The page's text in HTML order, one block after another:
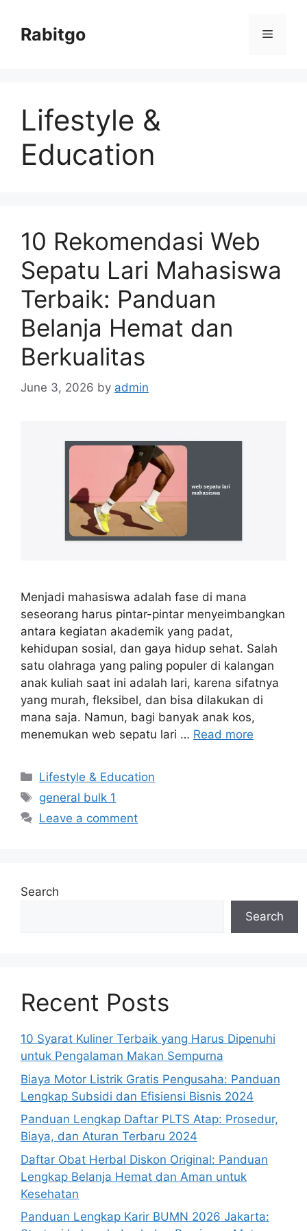
contentRabitgo Menu
Lifestyle &
Education
10 Rekomendasi Web
Sepatu Lari Mahasiswa
Terbaik: Panduan
Belanja Hemat dan
Berkualitas
June 3, 2026 by admin
Menjadi mahasiswa adalah fase di mana
seseorang harus pintar-pintar menyeimbangkan
antara kegiatan akademik yang padat,
kehidupan sosial, dan gaya hidup sehat. Salah
satu olahraga yang paling populer di kalangan
anak kuliah saat ini adalah lari, karena sifatnya
yang murah, fleksibel, dan bisa dilakukan di
mana saja. Namun, bagi banyak anak kos,
menemukan web sepatu lari … Read more
Categories
Lifestyle & Education
Tags
general bulk 1
Leave a comment
Search
Search
Recent Posts
10 Syarat Kuliner Terbaik yang Harus Dipenuhi
untuk Pengalaman Makan Sempurna
Biaya Motor Listrik Gratis Pengusaha: Panduan
Lengkap Subsidi dan Efisiensi Bisnis 2024
Panduan Lengkap Daftar PLTS Atap: Prosedur,
Biaya, dan Aturan Terbaru 2024
Daftar Obat Herbal Diskon Original: Panduan
Lengkap Belanja Hemat dan Aman untuk
Kesehatan
Panduan Lengkap Karir BUMN 2026 Jakarta: